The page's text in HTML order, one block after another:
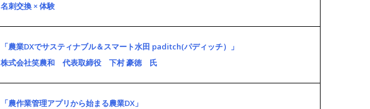
名刺交換 × 体験
「農業DXでサスティナブル＆スマート水田 paditch(パディッチ）」
株式会社笑農和 代表取締役 下村 豪徳 氏
「農作業管理アプリから始まる農業DX」